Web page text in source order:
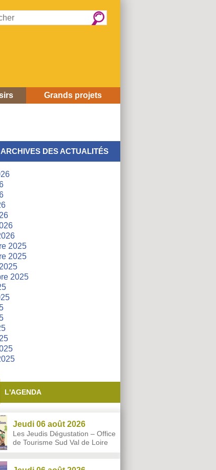
:
Grands projets
ARCHIVES DES ACTUALITÉS
2025
2025
2025
L'AGENDA
Jeudi 06 août 2026
Les Jeudis Dégustation – Office
de Tourisme Sud Val de Loire